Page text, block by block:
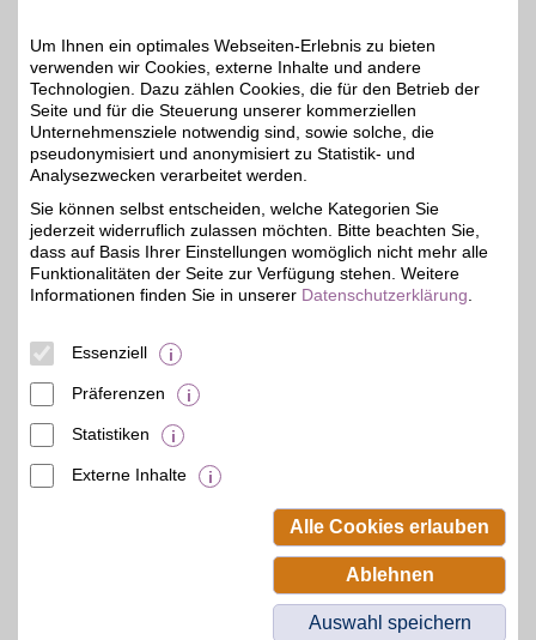
Nachname
BSW-Mitgliedsnummer (falls vorhanden)
E-Mail-Adresse
Beamten-Selbsthilfewerk GmbH.
Um Ihnen ein optimales Webseiten-Erlebnis zu bieten
verwenden wir Cookies, externe Inhalte und andere
Technologien. Dazu zählen Cookies, die für den Betrieb der
Seite und für die Steuerung unserer kommerziellen
Unternehmensziele notwendig sind, sowie solche, die
pseudonymisiert und anonymisiert zu Statistik- und
Analysezwecken verarbeitet werden.
Sie können selbst entscheiden, welche Kategorien Sie
jederzeit widerruflich zulassen möchten. Bitte beachten Sie,
dass auf Basis Ihrer Einstellungen womöglich nicht mehr alle
Funktionalitäten der Seite zur Verfügung stehen. Weitere
Informationen finden Sie in unserer Datenschutzerklärung
Essenziell
Präferenzen
Statistiken
Externe Inhalte
Alle Cookies erlauben
Ablehnen
Auswahl speichern